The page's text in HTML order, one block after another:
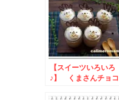
【スイーツいろいろ
♪】 くまさんチョコ